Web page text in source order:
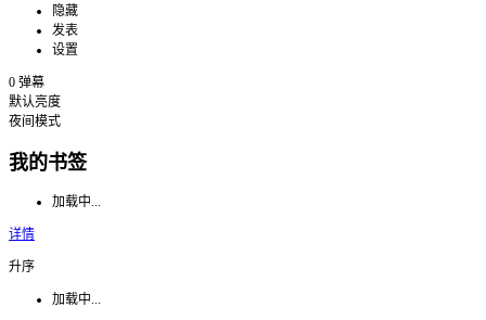
隐藏
发表
设置
0 弹幕
默认亮度
夜间模式
我的书签
加载中...
详情
升序
加载中...